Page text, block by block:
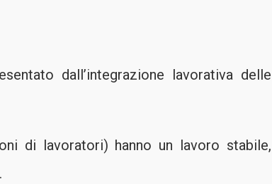
dall’integrazione lavorativa delle
di lavoratori) hanno un lavoro stabile,